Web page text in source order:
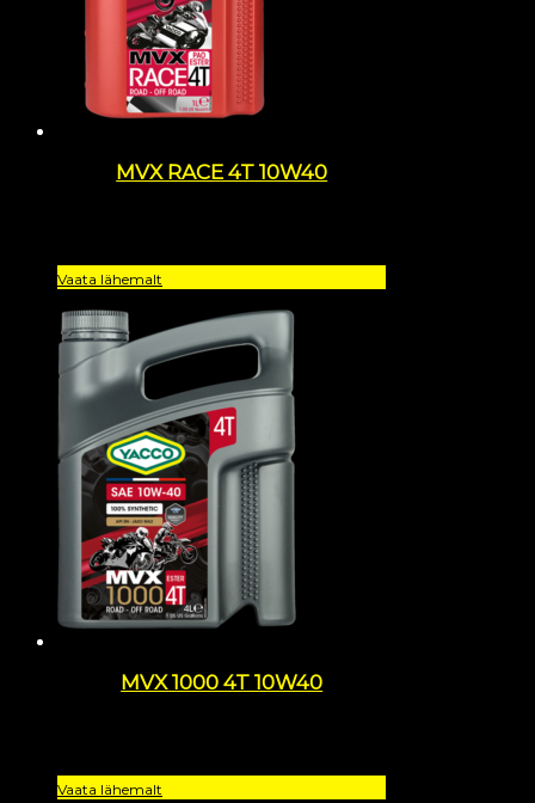
MVX RACE 4T 10W40
Vaata lähemalt
MVX 1000 4T 10W40
Vaata lähemalt